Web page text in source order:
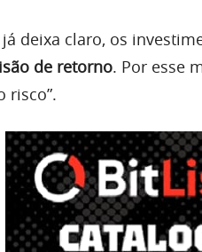
deixa claro, os
de retorno. Por esse
risco”.